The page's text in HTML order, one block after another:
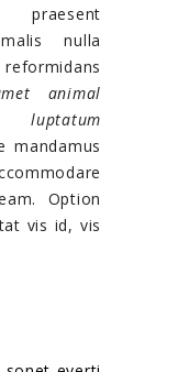
nulla
animal
luptatum
mandamus
Option
vis id, vis